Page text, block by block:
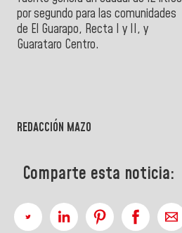
por segundo para las comunidades
de El Guarapo, Recta I y II, y
Guarataro Centro.
REDACCIÓN MAZO
Comparte esta noticia: